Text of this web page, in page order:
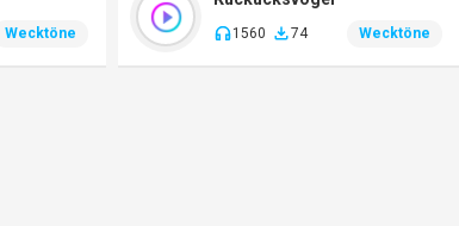
Wecktöne 1560 74 Wecktöne